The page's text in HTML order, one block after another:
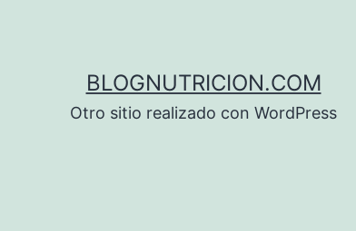
BLOGNUTRICION.COM
Otro sitio realizado con WordPress